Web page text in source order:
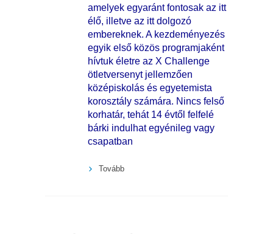
amelyek egyaránt fontosak az itt
élő, illetve az itt dolgozó
embereknek. A kezdeményezés
egyik első közös programjaként
hívtuk életre az X Challenge
ötletversenyt jellemzően
középiskolás és egyetemista
korosztály számára. Nincs felső
korhatár, tehát 14 évtől felfelé
bárki indulhat egyénileg vagy
csapatban
Tovább